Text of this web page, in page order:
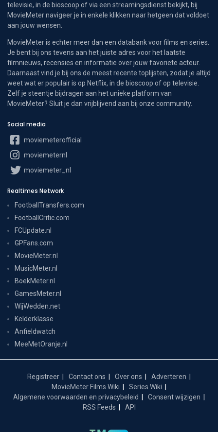
televisie, in de bioscoop of via een streamingsdienst bekijkt, bij
MovieMeter navigeer je in enkele klikken naar hetgeen dat voldoet
aan jouw wensen.
MovieMeter is echter meer dan een databank voor films en series.
Je bent bij ons tevens aan het juiste adres voor het laatste
filmnieuws, recensies en informatie over jouw favoriete acteur.
Daarnaast vind je bij ons de meest recente toplijsten, zodat je altijd
weet wat er populair is op Netflix, in de bioscoop of op televisie.
Zelf je steentje bijdragen aan het unieke platform van
MovieMeter? Sluit je dan vrijblijvend aan bij onze community.
Social media
moviemeterofficial
moviemeternl
moviemeter_nl
Realtimes Network
FootballTransfers.com
FootballCritic.com
FCUpdate.nl
GPFans.com
MovieMeter.nl
MusicMeter.nl
BoekMeter.nl
GamesMeter.nl
WijWedden.net
Kelderklasse
Anfieldwatch
MeeMetOranje.nl
Registreer Contact ons Over ons
Adverteren
MovieMeter Films Wiki
Series Wiki
Algemene voorwaarden en privacybeleid
Consent wijzigen
RSS Feeds
API